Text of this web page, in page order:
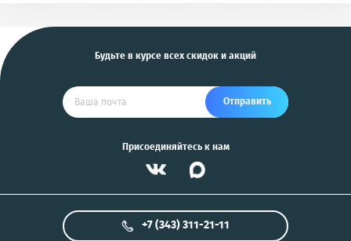
Будьте в курсе всех скидок и акций
Отправить
Присоединяйтесь к нам
+7 (343) 311-21-11